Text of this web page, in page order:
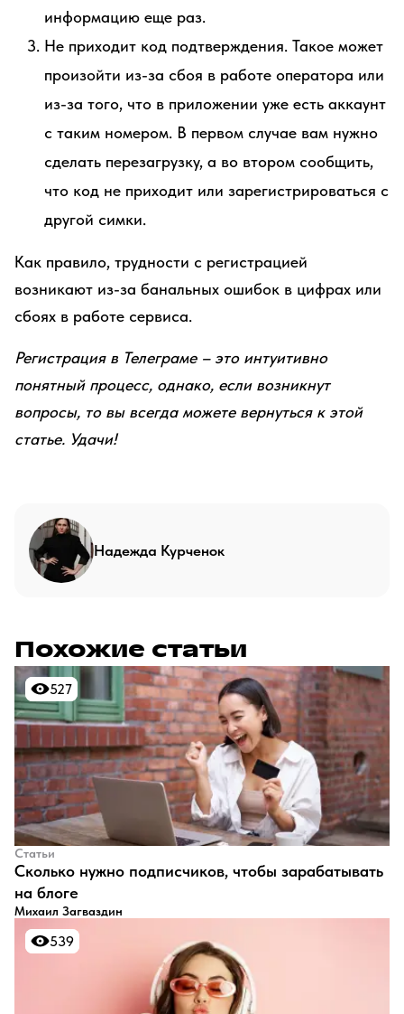
информацию еще раз.
Не приходит код подтверждения. Такое может
произойти из-за сбоя в работе оператора или
из-за того, что в приложении уже есть аккаунт
с таким номером. В первом случае вам нужно
сделать перезагрузку, а во втором сообщить,
что код не приходит или зарегистрироваться с
другой симки.
Как правило, трудности с регистрацией
возникают из-за банальных ошибок в цифрах или
сбоях в работе сервиса.
Регистрация в Телеграме – это интуитивно
понятный процесс, однако, если возникнут
вопросы, то вы всегда можете вернуться к этой
статье. Удачи!
Надежда Курченок
Похожие статьи
527
527
Статьи
​Сколько нужно подписчиков, чтобы зарабатывать
на блоге
Михаил Загваздин
539
539